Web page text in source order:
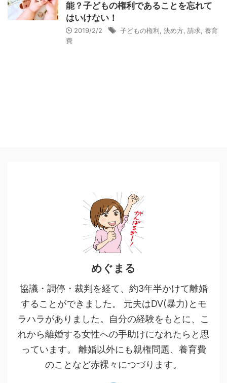
能？子どもの権利であることを忘れて
はいけない！
2019/2/2 子どもの権利 決め方 請求 養育
費
めぐまる
協議・調停・裁判を経て、約3年半かけて離婚
することができました。 元夫はDV(暴力)とモ
ラハラがありました。自分の経験をもとに、こ
れから離婚する女性への手助けになれたらと思
っています。 離婚以外にも親権問題、養育費
のことなど赤裸々につづります。